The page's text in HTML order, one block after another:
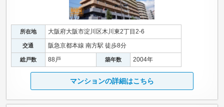
所在地 大阪府大阪市淀川区木川東2丁目2-6
交通 阪急京都本線 南方駅 徒歩8分
総戸数 88戸 築年数 2004年
マンションの詳細はこちら